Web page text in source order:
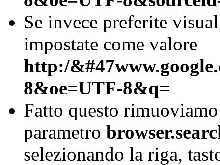
Se invece preferite
impostate come valore
http:/
8&oe=UTF-8&q=
Fatto questo
parametro
selezionando la riga,